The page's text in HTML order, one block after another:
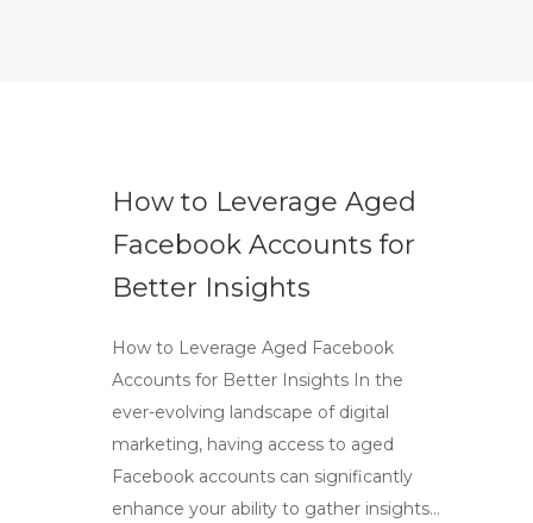
How to Leverage Aged
Facebook Accounts for
Better Insights
How to Leverage Aged Facebook
Accounts for Better Insights In the
ever-evolving landscape of digital
marketing, having access to aged
Facebook accounts can significantly
enhance your ability to gather insights…